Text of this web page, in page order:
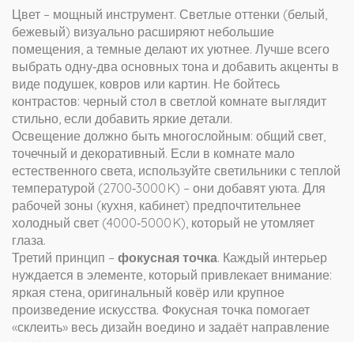
Цвет – мощный инструмент. Светлые оттенки (белый,
бежевый) визуально расширяют небольшие
помещения, а темные делают их уютнее. Лучше всего
выбрать одну‑два основных тона и добавить акценты в
виде подушек, ковров или картин. Не бойтесь
контрастов: черный стол в светлой комнате выглядит
стильно, если добавить яркие детали.
Освещение должно быть многослойным: общий свет,
точечный и декоративный. Если в комнате мало
естественного света, используйте светильники с теплой
температурой (2700‑3000 K) – они добавят уюта. Для
рабочей зоны (кухня, кабинет) предпочтительнее
холодный свет (4000‑5000 K), который не утомляет
глаза.
Третий принцип – фокусная точка. Каждый интерьер
нуждается в элементе, который привлекает внимание:
яркая стена, оригинальный ковёр или крупное
произведение искусства. Фокусная точка помогает
«склеить» весь дизайн воедино и задаёт направление